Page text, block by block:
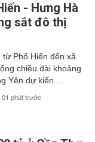
- Hưng Hà
sắt đô thị
Phố Hiến đến xã
chiều dài khoảng
Yên dự kiến...
01 phút trước